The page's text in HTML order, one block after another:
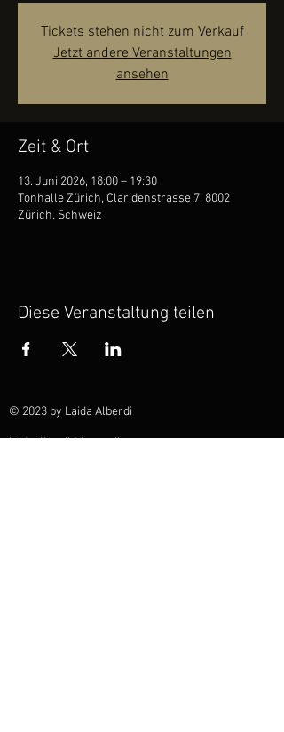
Tickets stehen nicht zum Verkauf
Jetzt andere Veranstaltungen
ansehen
Zeit & Ort
13. Juni 2026, 18:00 – 19:30
Tonhalle Zürich, Claridenstrasse 7, 8002
Zürich, Schweiz
Diese Veranstaltung teilen
© 2023 by Laida Alberdi
laidaalberdi@hotmail.com